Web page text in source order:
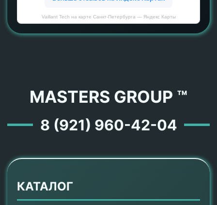
Vaillant Tech на карте Санкт‑Петербурга — Яндекс Карты
MASTERS GROUP ™
8 (921) 960-42-04
КАТАЛОГ